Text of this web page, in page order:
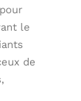
le
de